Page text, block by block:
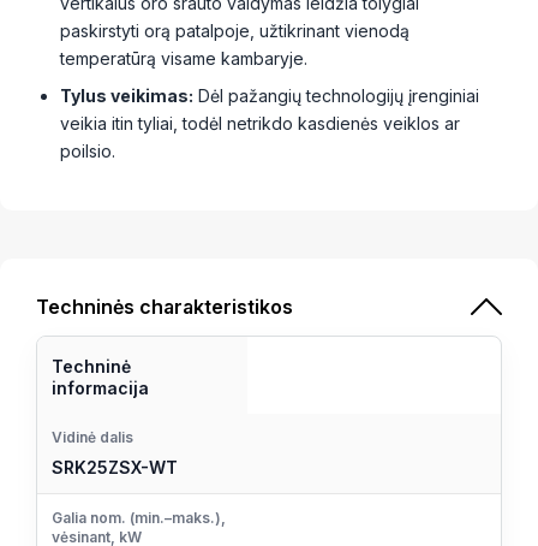
paskirstyti orą patalpoje, užtikrinant vienodą
temperatūrą visame kambaryje.
Tylus veikimas: Dėl pažangių technologijų įrenginiai
veikia itin tyliai, todėl netrikdo kasdienės veiklos ar
poilsio.
Techninės charakteristikos
Techninė
informacija
Vidinė dalis
SRK25ZSX-WT
Galia nom. (min.–maks.),
vėsinant, kW